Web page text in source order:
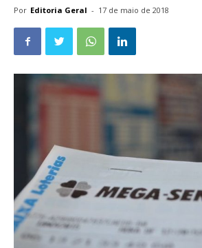
Por Editoria Geral - 17 de maio de 2018